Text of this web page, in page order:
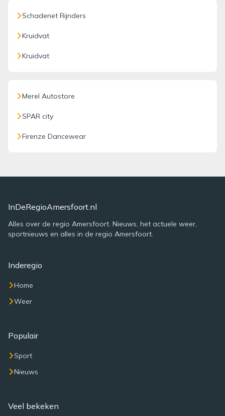
Schadenet Rijnders
Kruidvat
Kruidvat
Merel Autostore
SPAR city
Firenze Dancewear
InDeRegioAmersfoort.nl
Alles over de regio Amersfoort. Nieuws, het actuele weer,
sportnieuws en alles in de regio Amersfoort.
Inderegio
Home
Weer
Populair
Sport
Nieuws
Veel bekeken